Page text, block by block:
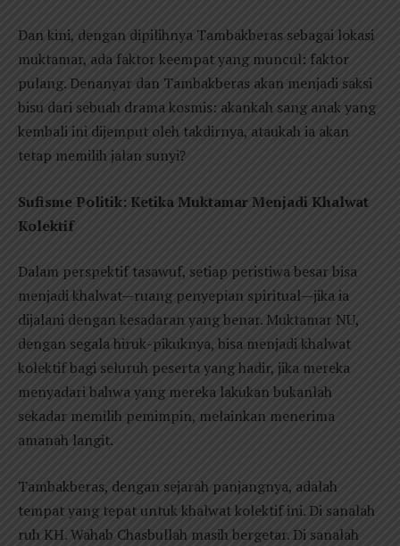
Dan kini, dengan dipilihnya Tambakberas sebagai lokasi
muktamar, ada faktor keempat yang muncul: faktor
pulang. Denanyar dan Tambakberas akan menjadi saksi
bisu dari sebuah drama kosmis: akankah sang anak yang
kembali ini dijemput oleh takdirnya, ataukah ia akan
tetap memilih jalan sunyi?
Sufisme Politik: Ketika Muktamar Menjadi Khalwat
Kolektif
Dalam perspektif tasawuf, setiap peristiwa besar bisa
menjadi khalwat—ruang penyepian spiritual—jika ia
dijalani dengan kesadaran yang benar. Muktamar NU,
dengan segala hiruk-pikuknya, bisa menjadi khalwat
kolektif bagi seluruh peserta yang hadir, jika mereka
menyadari bahwa yang mereka lakukan bukanlah
sekadar memilih pemimpin, melainkan menerima
amanah langit.
Tambakberas, dengan sejarah panjangnya, adalah
tempat yang tepat untuk khalwat kolektif ini. Di sanalah
ruh KH. Wahab Chasbullah masih bergetar. Di sanalah